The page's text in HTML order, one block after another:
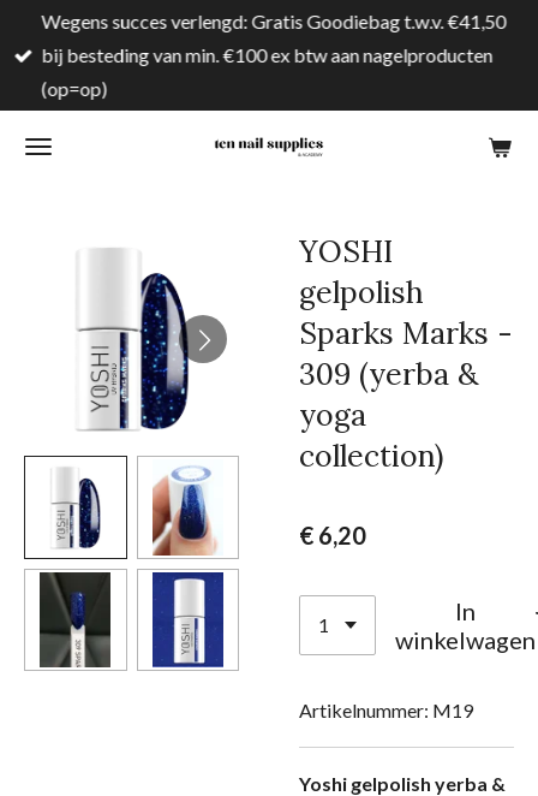
direct
naar
hoofdinhoud
Wegens succes verlengd: Gratis Goodiebag t.w.v. €41,50
bij besteding van min. €100 ex btw aan nagelproducten
(op=op)
YOSHI
gelpolish
Sparks Marks -
309 (yerba &
yoga
collection)
€ 6,20
In
winkelwagen
Artikelnummer: M19
Yoshi gelpolish yerba &